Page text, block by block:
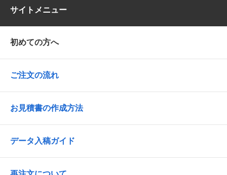
サイトメニュー
初めての方へ
ご注文の流れ
お見積書の作成方法
データ入稿ガイド